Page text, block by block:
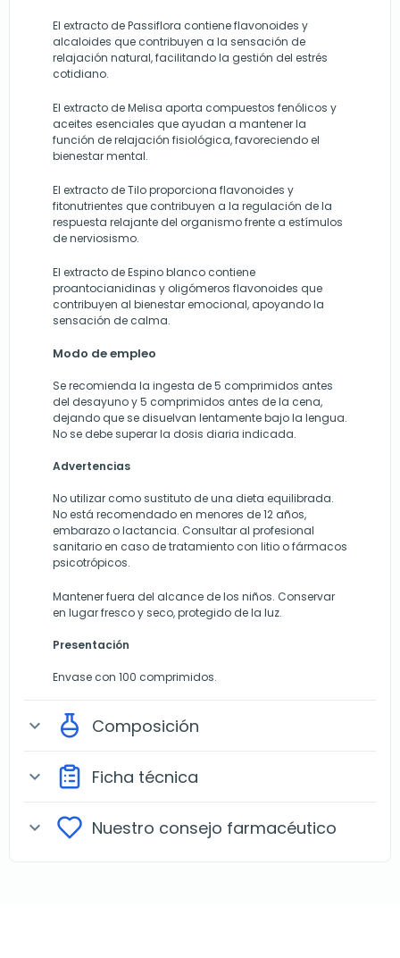
El extracto de Passiflora contiene flavonoides y
alcaloides que contribuyen a la sensación de
relajación natural, facilitando la gestión del estrés
cotidiano.
El extracto de Melisa aporta compuestos fenólicos y
aceites esenciales que ayudan a mantener la
función de relajación fisiológica, favoreciendo el
bienestar mental.
El extracto de Tilo proporciona flavonoides y
fitonutrientes que contribuyen a la regulación de la
respuesta relajante del organismo frente a estímulos
de nerviosismo.
El extracto de Espino blanco contiene
proantocianidinas y oligómeros flavonoides que
contribuyen al bienestar emocional, apoyando la
sensación de calma.
Modo de empleo
Se recomienda la ingesta de 5 comprimidos antes
del desayuno y 5 comprimidos antes de la cena,
dejando que se disuelvan lentamente bajo la lengua.
No se debe superar la dosis diaria indicada.
Advertencias
No utilizar como sustituto de una dieta equilibrada.
No está recomendado en menores de 12 años,
embarazo o lactancia. Consultar al profesional
sanitario en caso de tratamiento con litio o fármacos
psicotrópicos.
Mantener fuera del alcance de los niños. Conservar
en lugar fresco y seco, protegido de la luz.
Presentación
Envase con 100 comprimidos.
expand_more Composición
expand_more Ficha técnica
expand_more Nuestro consejo farmacéutico